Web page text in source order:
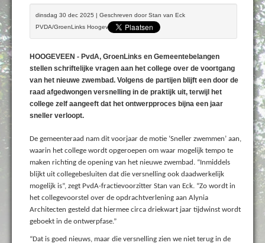
dinsdag 30 dec 2025 | Geschreven door Stan van Eck
PVDA/GroenLinks Hoogeveen
HOOGEVEEN - PvdA, GroenLinks en Gemeentebelangen
stellen schriftelijke vragen aan het college over de voortgang
van het nieuwe zwembad. Volgens de partijen blijft een door de
raad afgedwongen versnelling in de praktijk uit, terwijl het
college zelf aangeeft dat het ontwerpproces bijna een jaar
sneller verloopt.
De gemeenteraad nam dit voorjaar de motie ‘Sneller zwemmen’ aan,
waarin het college wordt opgeroepen om waar mogelijk tempo te
maken richting de opening van het nieuwe zwembad. “Inmiddels
blijkt uit collegebesluiten dat die versnelling ook daadwerkelijk
mogelijk is”, zegt PvdA-fractievoorzitter Stan van Eck. “Zo wordt in
het collegevoorstel over de opdrachtverlening aan Alynia
Architecten gesteld dat hiermee circa driekwart jaar tijdwinst wordt
geboekt in de ontwerpfase.”
“Dat is goed nieuws, maar die versnelling zien we niet terug in de